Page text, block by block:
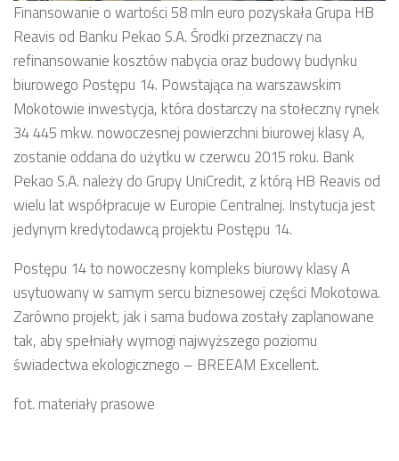
Finansowanie o wartości 58 mln euro pozyskała Grupa HB
Reavis od Banku Pekao S.A. Środki przeznaczy na
refinansowanie kosztów nabycia oraz budowy budynku
biurowego Postępu 14. Powstająca na warszawskim
Mokotowie inwestycja, która dostarczy na stołeczny rynek
34 445 mkw. nowoczesnej powierzchni biurowej klasy A,
zostanie oddana do użytku w czerwcu 2015 roku. Bank
Pekao S.A. należy do Grupy UniCredit, z którą HB Reavis od
wielu lat współpracuje w Europie Centralnej. Instytucja jest
jedynym kredytodawcą projektu Postępu 14.
Postępu 14 to nowoczesny kompleks biurowy klasy A
usytuowany w samym sercu biznesowej części Mokotowa.
Zarówno projekt, jak i sama budowa zostały zaplanowane
tak, aby spełniały wymogi najwyższego poziomu
świadectwa ekologicznego – BREEAM Excellent.
fot. materiały prasowe